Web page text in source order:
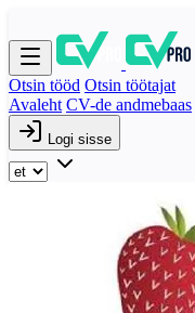
Otsin tööd Otsin töötajat
Avaleht CV-de andmebaas
Logi sisse